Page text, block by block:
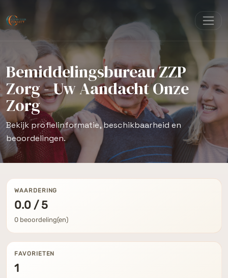
Bemiddelingsbureau ZZP
Zorg - Uw Aandacht Onze
Zorg
Bekijk profielinformatie, beschikbaarheid en
beoordelingen.
WAARDERING
0.0 / 5
0 beoordeling(en)
FAVORIETEN
1